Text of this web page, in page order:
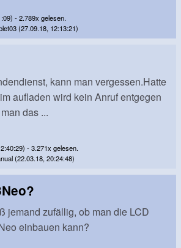
- 2.789x gelesen.
(27.09.18, 12:13:21)
kann man vergessen.Hatte
aufladen wird kein Anruf entgegen
das ...
- 3.271x gelesen.
(22.03.18, 20:24:48)
jemand zufällig, ob man die LCD
einbauen kann?